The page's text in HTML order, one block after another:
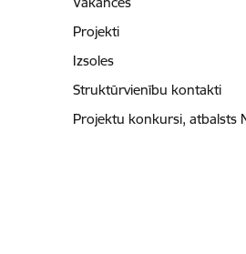
Projekti
Izsoles
Struktūrvienību kontakti
Projektu konkursi, atbalsts